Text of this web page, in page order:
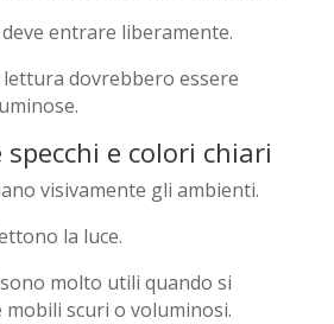
entrare liberamente.
lettura dovrebbero essere
specchi e colori chiari
visivamente gli ambienti.
la luce.
molto utili quando si
scuri o voluminosi.